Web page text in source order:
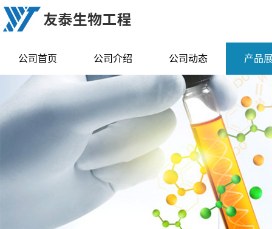
公司首页 公司介绍 公司动态 产品